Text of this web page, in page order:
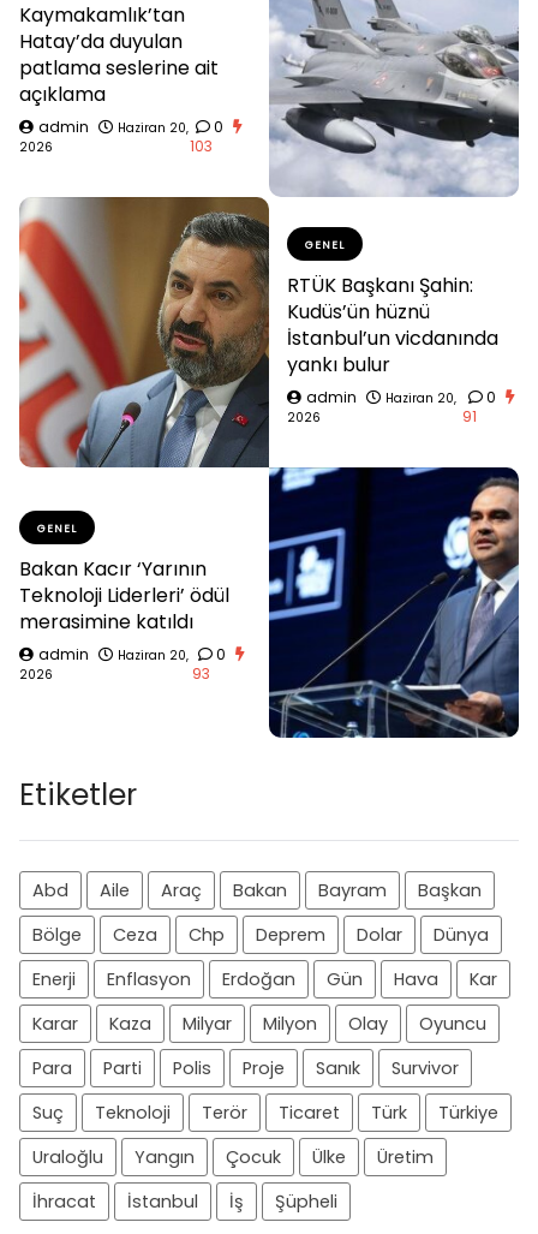
Kaymakamlık’tan
Hatay’da duyulan
patlama seslerine ait
açıklama
admin
Haziran 20,
2026
0
103
GENEL
RTÜK Başkanı Şahin:
Kudüs’ün hüznü
İstanbul’un vicdanında
yankı bulur
admin
Haziran 20,
2026
0
91
GENEL
Bakan Kacır ‘Yarının
Teknoloji Liderleri’ ödül
merasimine katıldı
admin
Haziran 20,
2026
0
93
Etiketler
Abd Aile Araç Bakan Bayram
Başkan
Bölge
Ceza Chp Deprem Dolar
Dünya
Enerji
Enflasyon Erdoğan Gün Hava
Kar
Karar
Kaza Milyar Milyon Olay
Oyuncu
Para
Parti Polis Proje Sanık
Survivor
Suç
Teknoloji Terör Ticaret Türk
Türkiye
Uraloğlu
Yangın Çocuk Ülke
Üretim
İhracat
İstanbul İş Şüpheli